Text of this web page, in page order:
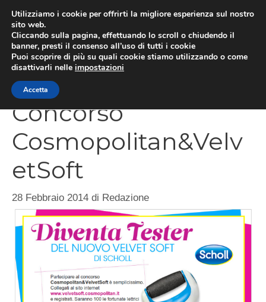
contenuto
Concorso
Cosmopolitan&Velv
etSoft
28 Febbraio 2014 di Redazione
Utilizziamo i cookie per offrirti la migliore esperienza sul nostro
sito web.
Cliccando sulla pagina, effettuando lo scroll o chiudendo il
banner, presti il consenso all’uso di tutti i cookie
Puoi scoprire di più su quali cookie stiamo utilizzando o come
disattivarli nelle impostazioni
Accetta